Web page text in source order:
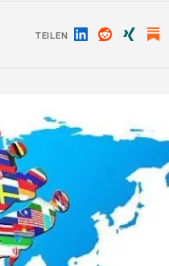
TEILEN Auf Auf Auf